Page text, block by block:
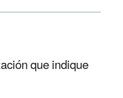
que indique